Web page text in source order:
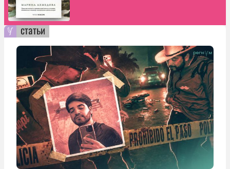
статьи